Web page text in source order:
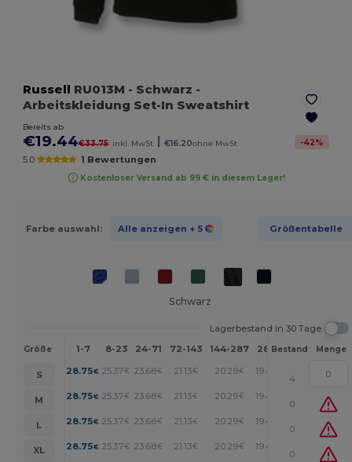
Russell RU013M - Schwarz -
Arbeitskleidung Set-In Sweatshirt
Bereits ab
€19.44€33.75 inkl. MwSt | €16.20ohne MwSt -42%
5.0 1 Bewertungen
Kostenloser Versand ab 99 € in diesem Lager!
Farbe auswahl: Alle anzeigen + 5 Größentabelle
Schwarz
Lagerbestand in 30 Tage
Größe 1-7 8-23 24-71 72-143 144-287 288 + Mehr
Bestand Menge
S 28.75€ 25.37€ 23.68€ 21.13€ 20.29€ 19.44
4
M
28.75€ 25.37€ 23.68€ 21.13€ 20.29€ 19.44
0
L
28.75€ 25.37€ 23.68€ 21.13€ 20.29€ 19.44
0
XL
28.75€ 25.37€ 23.68€ 21.13€ 20.29€ 19.44
0